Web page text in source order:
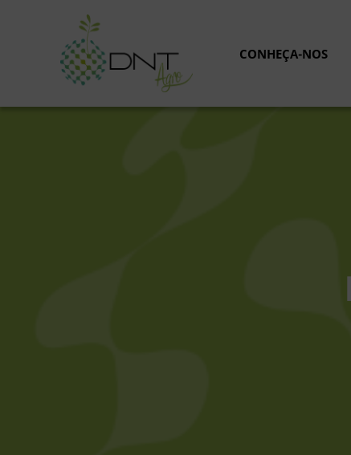
conteúdo
CONHEÇA-NOS